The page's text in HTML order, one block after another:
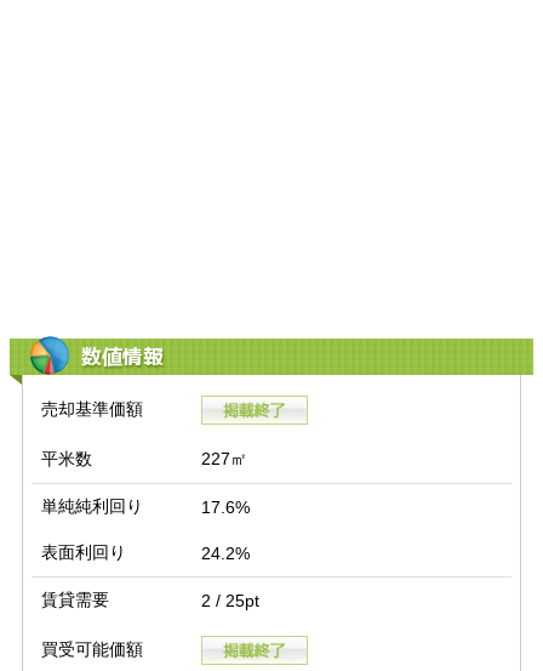
数値情報
売却基準価額
平米数 227㎡
単純純利回り 17.6%
表面利回り 24.2%
賃貸需要 2 / 25pt
買受可能価額